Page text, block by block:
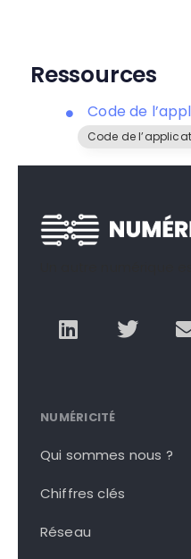
Ressources
Code de
Code de
NUMÉRICITÉ
Qui sommes nous ?
Chiffres clés
Réseau